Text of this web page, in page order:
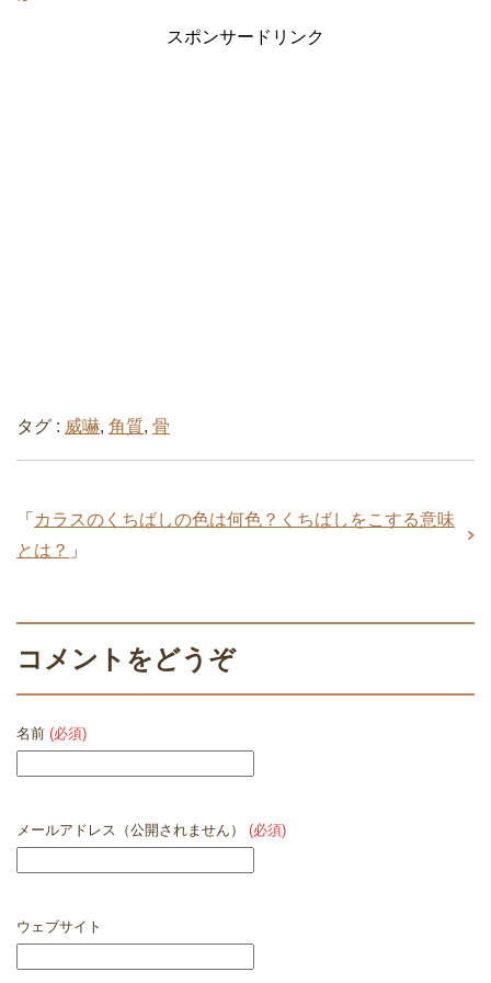
スポンサードリンク
タグ : 威嚇, 角質, 骨
「 カラスのくちばしの色は何色？くちばしをこする意味
とは？ 」
コメントをどうぞ
名前 (必須)
メールアドレス（公開されません） (必須)
ウェブサイト